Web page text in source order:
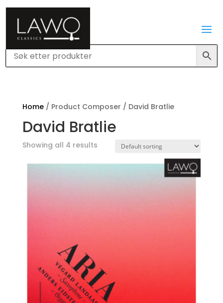
Home/ Product Composer / David Bratlie
David Bratlie
Showing all 4 results